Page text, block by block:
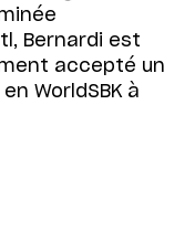
Bernardi est
accepté un
WorldSBK à